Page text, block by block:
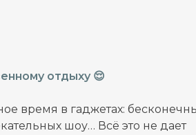
отдыху 😌
время в гаджетах:
шоу… Всё это не дает